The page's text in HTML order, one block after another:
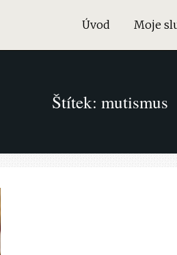
Úvod Moje
Štítek: mutismus